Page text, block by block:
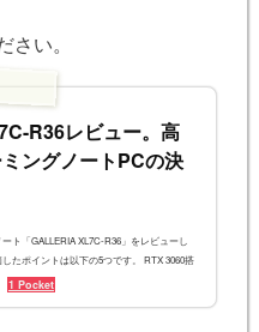
い。
R36レビュー。高
ングノートPCの決
ト「GALLERIA XL7C-R36」をレビューし
たポイントは以下の5つです。 RTX 3060搭
を発揮する 「パワー重視」と「静音重
1 Pocket